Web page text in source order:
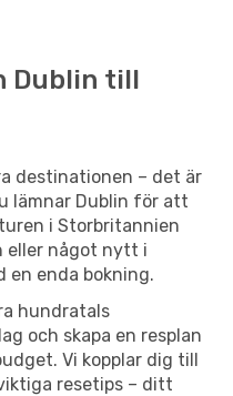
Dublin till
destinationen – det är
lämnar Dublin för att
i Storbritannien
eller något nytt i
en enda bokning.
hundratals
och skapa en resplan
Vi kopplar dig till
resetips – ditt